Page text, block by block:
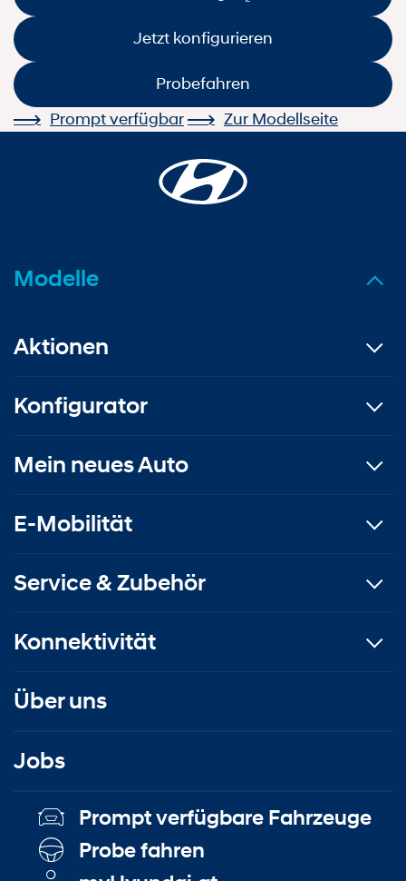
Jetzt konfigurieren
Probefahren
Prompt verfügbar
Zur Modellseite
Modelle
Aktionen
Konfigurator
Mein neues Auto
E-Mobilität
Service & Zubehör
Konnektivität
Über uns
Jobs
Prompt verfügbare Fahrzeuge
Probe fahren